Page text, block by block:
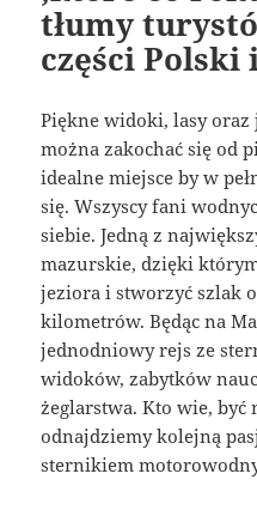
tłumy
części
Piękne widoki, lasy
można zakochać się od
idealne miejsce by w
się. Wszyscy fani
siebie. Jedną z
mazurskie, dzięki którym
jeziora i stworzyć szlak o
kilometrów. Będąc na
jednodniowy rejs ze
widoków, zabytków
żeglarstwa. Kto wie, być
odnajdziemy kolejną
sternikiem